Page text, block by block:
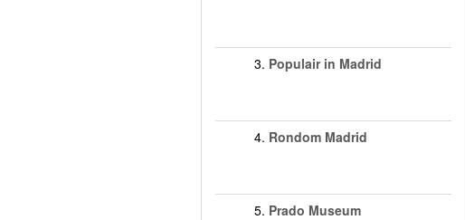
3. Populair in Madrid
4. Rondom Madrid
5. Prado Museum